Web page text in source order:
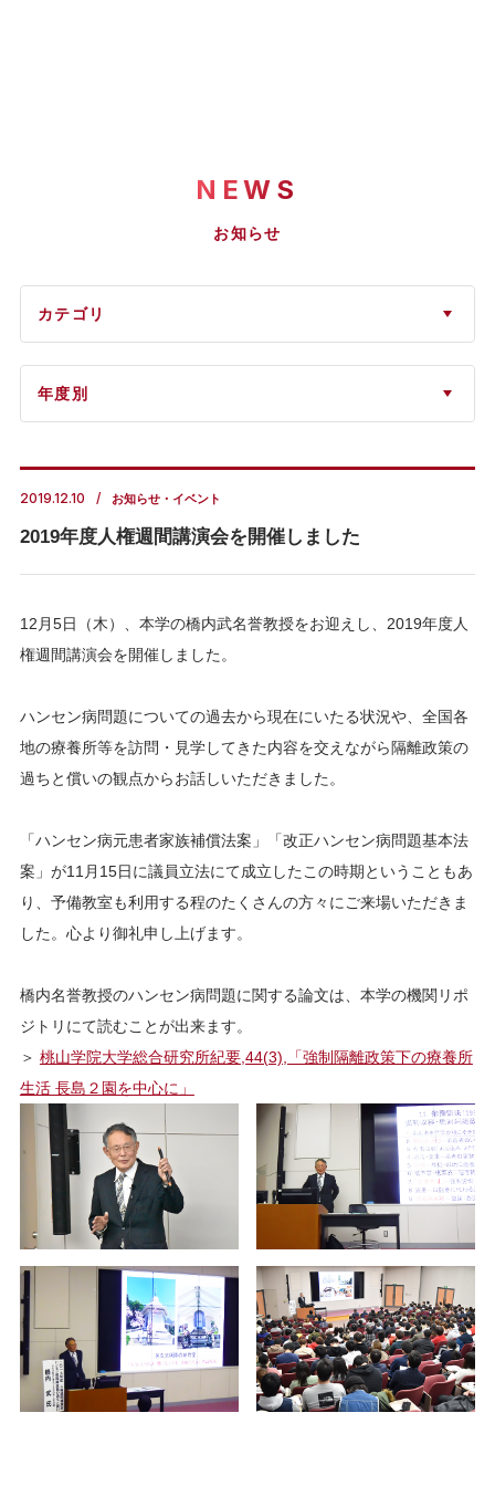
NEWS
お知らせ
2019.12.10 お知らせ・イベント
2019年度人権週間講演会を開催しました
12月5日（木）、本学の橋内武名誉教授をお迎えし、2019年度人
権週間講演会を開催しました。
ハンセン病問題についての過去から現在にいたる状況や、全国各
地の療養所等を訪問・見学してきた内容を交えながら隔離政策の
過ちと償いの観点からお話しいただきました。
「ハンセン病元患者家族補償法案」「改正ハンセン病問題基本法
案」が11月15日に議員立法にて成立したこの時期ということもあ
り、予備教室も利用する程のたくさんの方々にご来場いただきま
した。心より御礼申し上げます。
橋内名誉教授のハンセン病問題に関する論文は、本学の機関リポ
ジトリにて読むことが出来ます。
＞ 桃山学院大学総合研究所紀要,44(3),「強制隔離政策下の療養所
生活 長島２園を中心に」
カテゴリ
年度別